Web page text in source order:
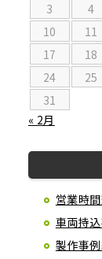
3
4
10
11
17
18
24
25
31
« 2月
営業時
車両持
製作事